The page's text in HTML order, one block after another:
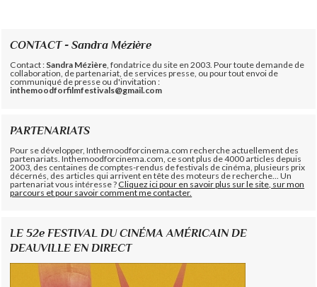
CONTACT - Sandra Mézière
Contact : Sandra Mézière , fondatrice du site en 2003. Pour toute demande de
collaboration, de partenariat, de services presse, ou pour tout envoi de
communiqué de presse ou d'invitation :
inthemoodforfilmfestivals@gmail.com
PARTENARIATS
Pour se développer, Inthemoodforcinema.com recherche actuellement des
partenariats. Inthemoodforcinema.com, ce sont plus de 4000 articles depuis
2003, des centaines de comptes-rendus de festivals de cinéma, plusieurs prix
décernés, des articles qui arrivent en tête des moteurs de recherche... Un
partenariat vous intéresse ?Cliquez ici pour en savoir plus sur le site, sur mon
parcours et pour savoir comment me contacter.
LE 52e FESTIVAL DU CINÉMA AMÉRICAIN DE
DEAUVILLE EN DIRECT